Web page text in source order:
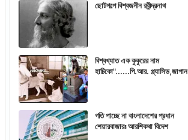
ছোটগল্পে বিশ্বজনীন রবীন্দ্রনাথ
বিশ্বখ্যাত এক কুকুরের নাম
হাচিকো"......পি.আর. প্ল্যাসিড,জাপান
গতি পাচ্ছে না বাংলাদেশের প্রধান
শেয়ারবাজারঃ আরশিকথা বিদেশ